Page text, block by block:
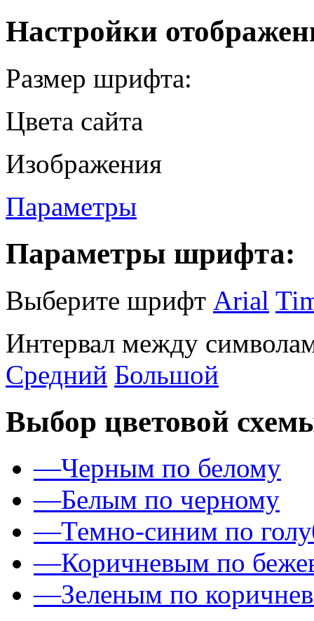
Настройки
Размер шрифта:
Цвета сайта
Изображения
Параметры
Параметры шрифта:
Выберите шрифт Arial
Интервал между
Средний Большой
Выбор цветовой
—Черным по белому
—Белым по черному
—Темно-синим по
—Коричневым по
—Зеленым по